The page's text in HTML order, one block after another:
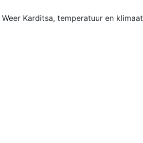
Weer Karditsa, temperatuur en klimaat